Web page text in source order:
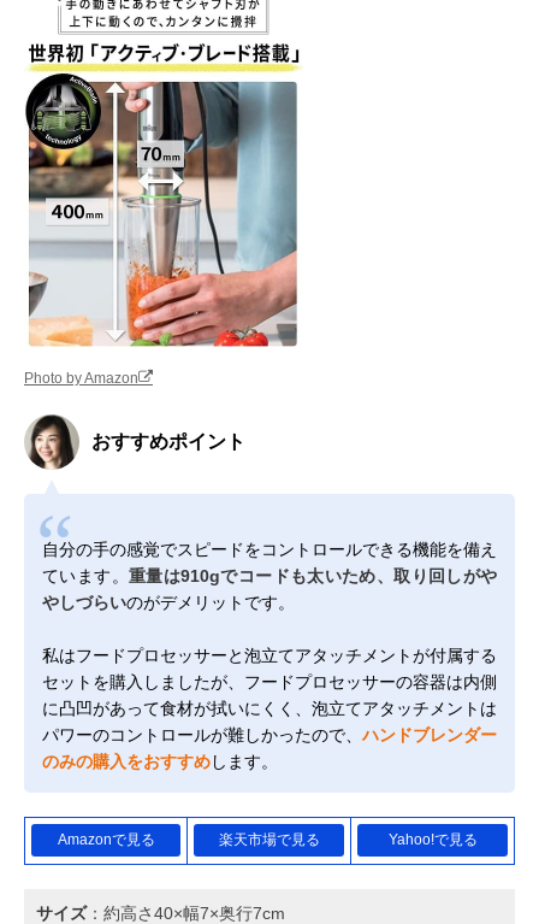
Photo by Amazon
おすすめポイント
自分の手の感覚でスピードをコントロールできる機能を備え
ています。 重量は910gでコードも太いため、取り回しがや
やしづらいのがデメリットです。
私はフードプロセッサーと泡立てアタッチメントが付属する
セットを購入しましたが、フードプロセッサーの容器は内側
に凸凹があって食材が拭いにくく、泡立てアタッチメントは
パワーのコントロールが難しかったので、ハンドブレンダー
のみの購入をおすすめします。
Amazonで見る 楽天市場で見る Yahoo!で見る
サイズ：約高さ40×幅7×奥行7cm